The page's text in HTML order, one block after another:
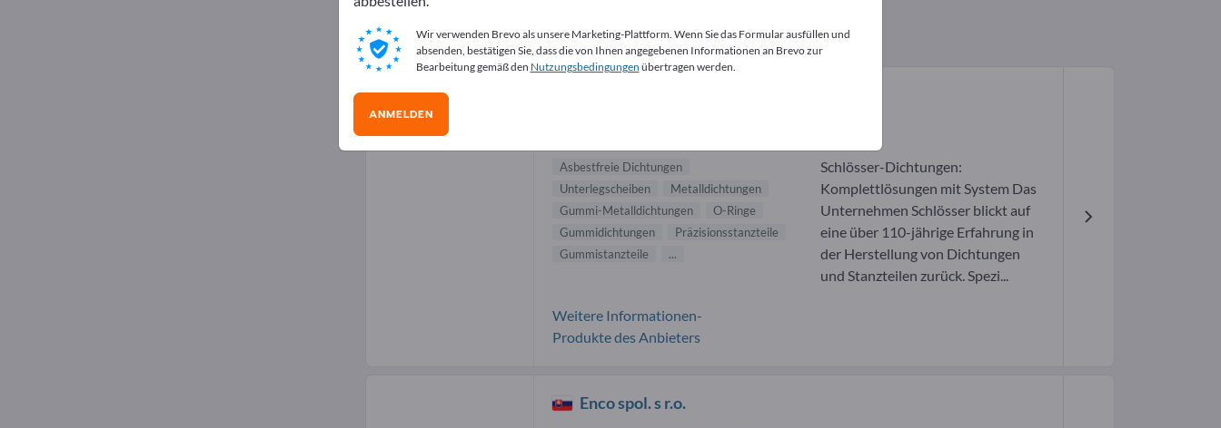
Gummiteile Lieferanten (83)
Asbestfreie Dichtungen
Unterlegscheiben
Metalldichtungen
Gummi-Metalldichtungen
O-Ringe
Gummidichtungen
Präzisionsstanzteile
Gummistanzteile
...
Schlösser-Dichtungen:
Komplettlösungen mit System Das
Unternehmen Schlösser blickt auf
eine über 110-jährige Erfahrung in
der Herstellung von Dichtungen
und Stanzteilen zurück. Spezi...
Weitere Informationen-
Produkte des Anbieters
Enco spol. s r.o.
Wir verwenden Brevo als unsere Marketing-Plattform. Wenn Sie das Formular ausfüllen und
absenden, bestätigen Sie, dass die von Ihnen angegebenen Informationen an Brevo zur
Bearbeitung gemäß den Nutzungsbedingungen übertragen werden.
ANMELDEN